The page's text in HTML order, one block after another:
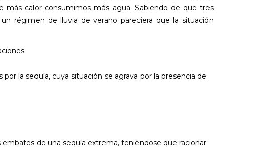
más calor consumimos más agua. Sabiendo de que tres
régimen de lluvia de verano pareciera que la situación
la sequía, cuya situación se agrava por la presencia de
de una sequía extrema, teniéndose que racionar